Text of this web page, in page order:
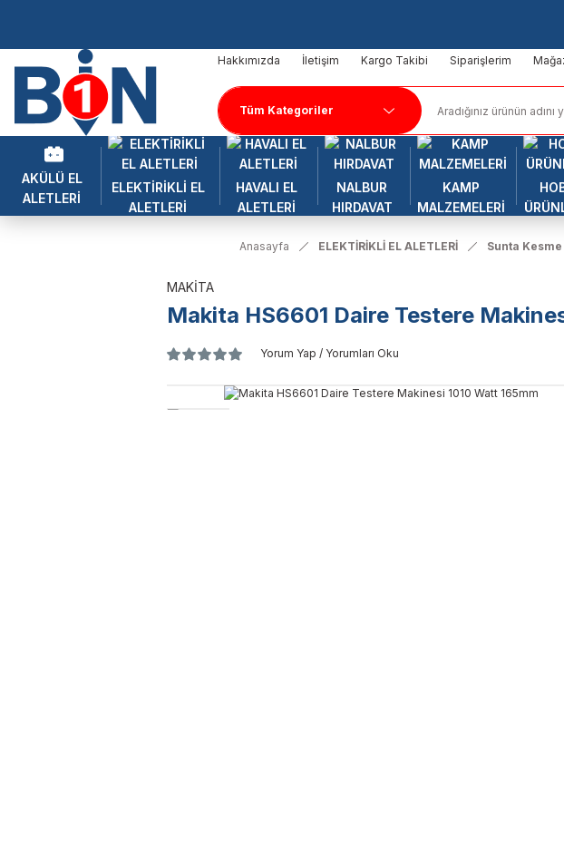
Hakkımızda İletişim Kargo Takibi Siparişlerim
AKÜLÜ EL
ALETLERİ
ELEKTİRİKLİ EL
ALETLERİ
HAVALI EL
ALETLERİ
NALBUR
HIRDAVAT
KAMP
MALZEMELERİ
Anasayfa ELEKTİRİKLİ EL ALETLERİ Sunta
MAKİTA
Makita HS6601 Daire Testere
Yorum Yap / Yorumları Oku